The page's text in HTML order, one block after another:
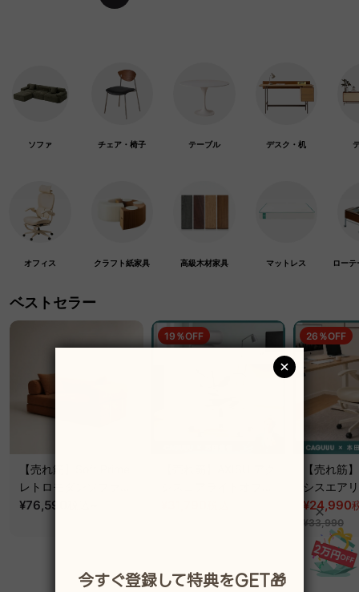
ソファ チェア・椅子 テーブル デスク・机
オフィス クラフト紙家具 高級木材家具 マットレス ロー
ベストセラー
【売れ筋】Soft Prime
レトロモダンソファベ
ッド｜20色以上から選
¥76,590
19％OFF 26％OFF
【売れ筋
シスエア
フィスチ
¥24,990
¥33,990